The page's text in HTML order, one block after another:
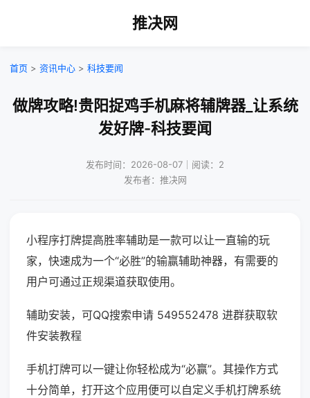
推决网
首页 > 资讯中心 > 科技要闻
做牌攻略!贵阳捉鸡手机麻将辅牌器_让系统
发好牌-科技要闻
发布时间：2026-08-07｜阅读：2
发布者：推决网
小程序打牌提高胜率辅助是一款可以让一直输的玩
家，快速成为一个“必胜”的输赢辅助神器，有需要的
用户可通过正规渠道获取使用。
辅助安装，可QQ搜索申请 549552478 进群获取软
件安装教程
手机打牌可以一键让你轻松成为“必赢”。其操作方式
十分简单，打开这个应用便可以自定义手机打牌系统